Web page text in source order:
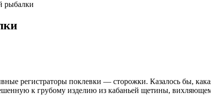
рыбалки
регистраторы поклевки — сторожки. Казалось бы,
к грубому изделию из кабаньей щетины,